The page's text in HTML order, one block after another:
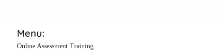
Menu:
Online Assessment Training